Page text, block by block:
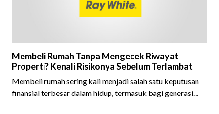
Membeli Rumah Tanpa Mengecek Riwayat
Properti? Kenali Risikonya Sebelum Terlambat
Membeli rumah sering kali menjadi salah satu keputusan
finansial terbesar dalam hidup, termasuk bagi generasi